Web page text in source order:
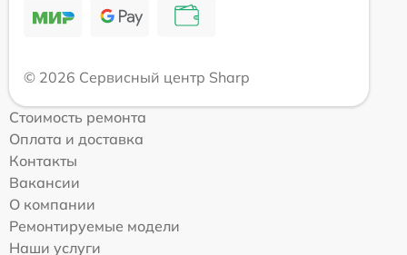
© 2026 Сервисный центр Sharp
Стоимость ремонта
Оплата и доставка
Контакты
Вакансии
О компании
Ремонтируемые модели
Наши услуги